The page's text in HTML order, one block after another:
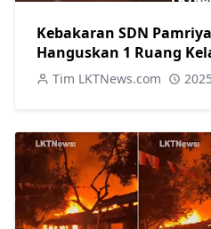
Kebakaran SDN
Hanguskan 1 Ruang
Tim LKTNews.com